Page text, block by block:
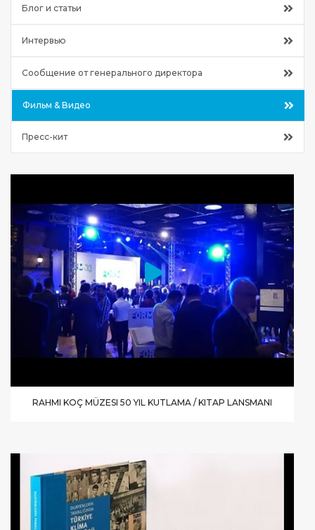
Блог и статьи
Интервью
Сообщение от генерального директора
Фильм & Видео
Пресс-кит
RAHMI KOÇ MÜZESI 50 YIL KUTLAMA / KITAP LANSMANI